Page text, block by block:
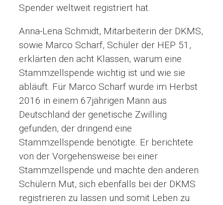
Spender weltweit registriert hat.
Anna-Lena Schmidt, Mitarbeiterin der DKMS,
sowie Marco Scharf, Schüler der HEP 51,
erklärten den acht Klassen, warum eine
Stammzellspende wichtig ist und wie sie
abläuft. Für Marco Scharf wurde im Herbst
2016 in einem 67jährigen Mann aus
Deutschland der genetische Zwilling
gefunden, der dringend eine
Stammzellspende benötigte. Er berichtete
von der Vorgehensweise bei einer
Stammzellspende und machte den anderen
Schülern Mut, sich ebenfalls bei der DKMS
registrieren zu lassen und somit Leben zu